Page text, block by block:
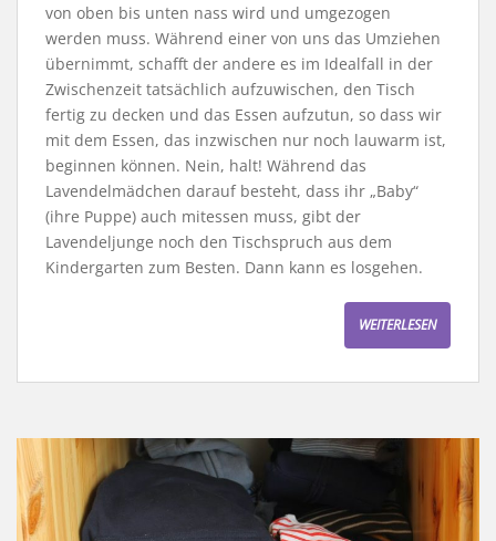
von oben bis unten nass wird und umgezogen
werden muss. Während einer von uns das Umziehen
übernimmt, schafft der andere es im Idealfall in der
Zwischenzeit tatsächlich aufzuwischen, den Tisch
fertig zu decken und das Essen aufzutun, so dass wir
mit dem Essen, das inzwischen nur noch lauwarm ist,
beginnen können. Nein, halt! Während das
Lavendelmädchen darauf besteht, dass ihr „Baby“
(ihre Puppe) auch mitessen muss, gibt der
Lavendeljunge noch den Tischspruch aus dem
Kindergarten zum Besten. Dann kann es losgehen.
WEITERLESEN